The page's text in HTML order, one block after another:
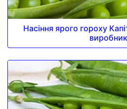
Насіння ярого гороху